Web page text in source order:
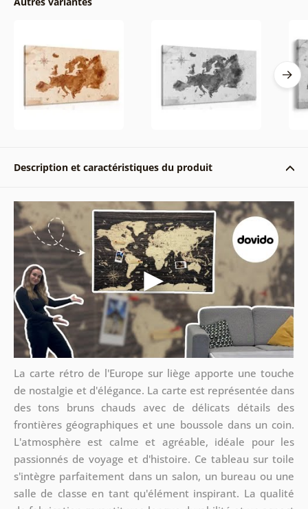
Description et caractéristiques du produit
La carte rétro de l'Europe sur liège apporte une touche
de nostalgie et d'élégance. La carte est représentée dans
des tons bruns chauds avec de délicats détails des
frontières géographiques et une boussole dans un coin.
L'atmosphère est calme et agréable, idéale pour les
passionnés de voyage et d'histoire. Ce tableau sur toile
s'intègre parfaitement dans un salon, un bureau ou une
salle de classe en tant qu'élément inspirant. La qualité